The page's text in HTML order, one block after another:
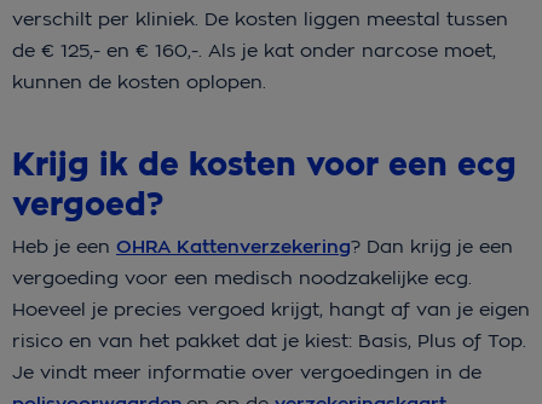
verschilt per kliniek. De kosten liggen meestal tussen
de € 125,- en € 160,-. Als je kat onder narcose moet,
kunnen de kosten oplopen.
Krijg ik de kosten voor een ecg
vergoed?
Heb je een OHRA Kattenverzekering? Dan krijg je een
vergoeding voor een medisch noodzakelijke ecg.
Hoeveel je precies vergoed krijgt, hangt af van je eigen
risico en van het pakket dat je kiest: Basis, Plus of Top.
Je vindt meer informatie over vergoedingen in de